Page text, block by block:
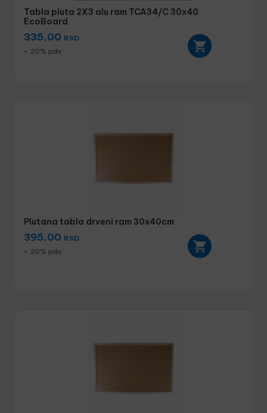
Tabla pluta 2X3 alu ram TCA34/C 30x40
EcoBoard
335,00 RSD
+ 20% pdv
Plutana tabla drveni ram 30x40cm
395,00 RSD
+ 20% pdv